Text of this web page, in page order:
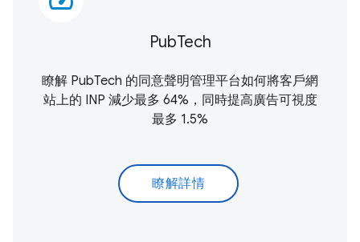
PubTech
瞭解 PubTech 的同意聲明管理平台如何將客戶網
站上的 INP 減少最多 64%，同時提高廣告可視度
最多 1.5%
瞭解詳情